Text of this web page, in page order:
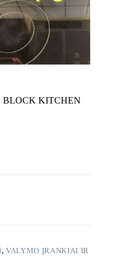
BLOCK KITCHEN
,VALYMO ĮRANKIAI IR